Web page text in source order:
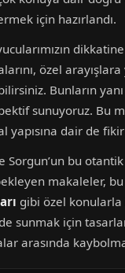
için hazırlandı.
özel
Bunların
sunuyoruz. Bu
yapısına dair de
Sorgun’un bu
makaleler,
gibi özel
sunmak için
arasında